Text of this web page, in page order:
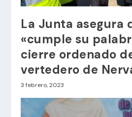
La Junta asegura
«cumple su
cierre ordenado
vertedero de
3 febrero, 2023